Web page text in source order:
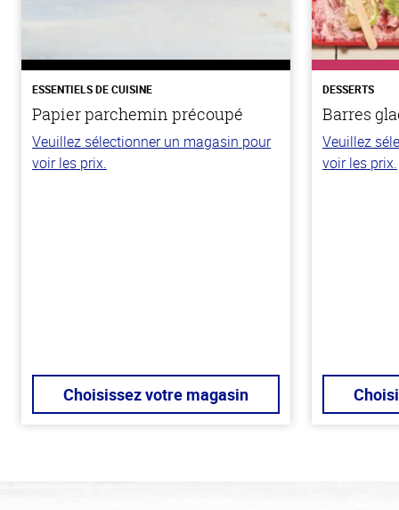
ESSENTIELS DE CUISINE
Papier parchemin précoupé
Veuillez sélectionner un magasin pour
voir les prix.
Choisissez votre magasin
DESSERTS
Barres
Veuillez
voir les prix.